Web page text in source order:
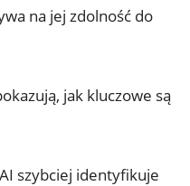
na jej zdolność do
jak kluczowe są
AI szybciej identyfikuje